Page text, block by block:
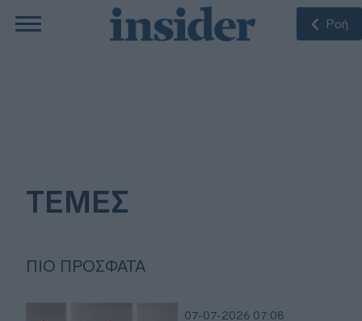
Ροή
ΤΕΜΕΣ
ΠΙΟ ΠΡΌΣΦΑΤΑ
07-07-2026 07:08